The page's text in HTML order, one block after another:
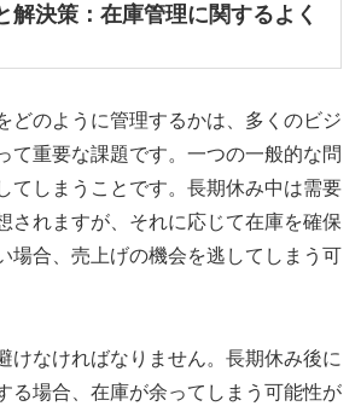
解決策：在庫管理に関するよく
どのように管理するかは、多くのビジ
て重要な課題です。一つの一般的な問
てしまうことです。長期休み中は需要
されますが、それに応じて在庫を確保
場合、売上げの機会を逃してしまう可
けなければなりません。長期休み後に
る場合、在庫が余ってしまう可能性が